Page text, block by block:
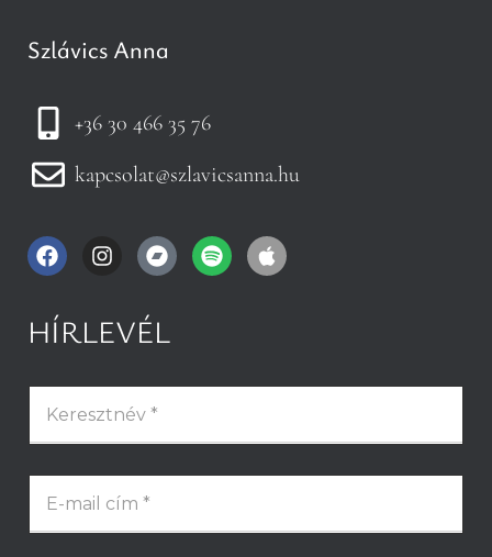
Szlávics Anna
+36 30 466 35 76
kapcsolat@szlavicsanna.hu
HÍRLEVÉL